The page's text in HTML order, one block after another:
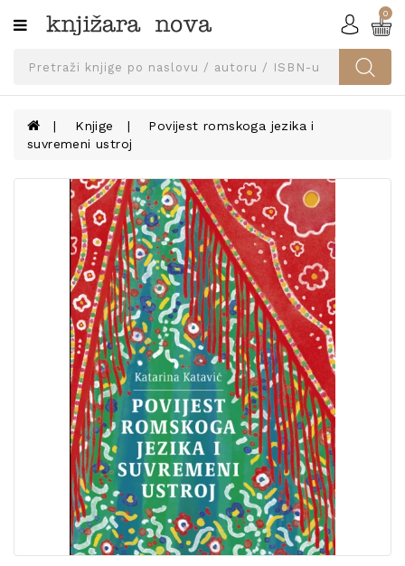
Kategorije
SVEUČILIŠNA
UDŽBENICI
PRIBOR
UDŽBENIKE!
KONTAKT
POSEBNA
PONUDA
0
Knjige
Povijest romskoga jezika i
suvremeni ustroj